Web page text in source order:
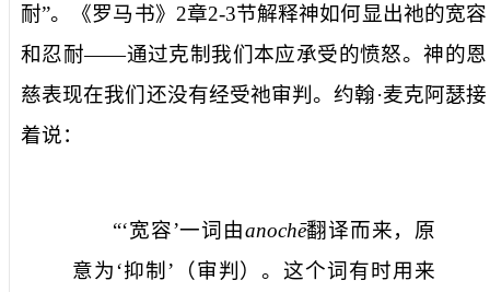
耐”。《罗马书》 2章2-3节解释神如何显出祂的宽容
和忍耐——通过克制我们本应承受的愤怒。神的恩
慈表现在我们还没有经受祂审判。约翰·麦克阿瑟接
着说：
“‘宽容’一词由anochē翻译而来，原
意为‘抑制 ’ （审判）。这个词有时用来